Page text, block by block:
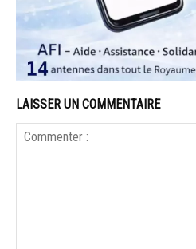
LAISSER UN COMMENTAIRE